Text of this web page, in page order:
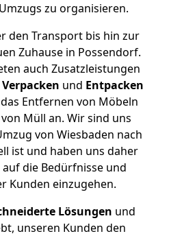
zu organisieren.
den Transport bis hin zur
Zuhause in Possendorf.
auch Zusatzleistungen
Verpacken und Entpacken
Entfernen von Möbeln
Müll an. Wir sind uns
von Wiesbaden nach
ist und haben uns daher
die Bedürfnisse und
Kunden einzugehen.
Lösungen und
unseren Kunden den